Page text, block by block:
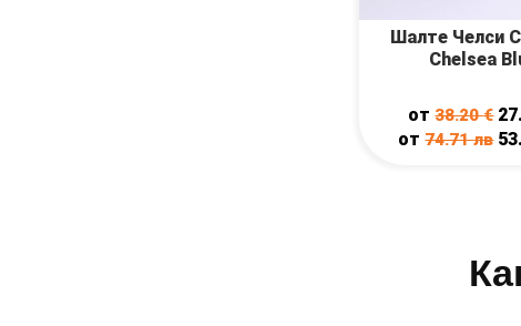
Шалте Челси
Chelsea
от38.20€
от74.71лв